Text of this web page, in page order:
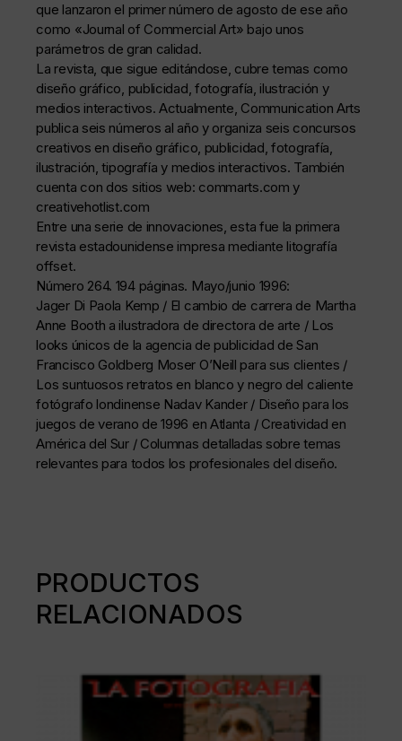
que lanzaron el primer número de agosto de ese año
como «Journal of Commercial Art» bajo unos
parámetros de gran calidad.
La revista, que sigue editándose, cubre temas como
diseño gráfico, publicidad, fotografía, ilustración y
medios interactivos. Actualmente, Communication Arts
publica seis números al año y organiza seis concursos
creativos en diseño gráfico, publicidad, fotografía,
ilustración, tipografía y medios interactivos. También
cuenta con dos sitios web: commarts.com y
creativehotlist.com
Entre una serie de innovaciones, esta fue la primera
revista estadounidense impresa mediante litografía
offset.
Número 264. 194 páginas. Mayo/junio 1996:
Jager Di Paola Kemp / El cambio de carrera de Martha
Anne Booth a ilustradora de directora de arte / Los
looks únicos de la agencia de publicidad de San
Francisco Goldberg Moser O’Neill para sus clientes /
Los suntuosos retratos en blanco y negro del caliente
fotógrafo londinense Nadav Kander / Diseño para los
juegos de verano de 1996 en Atlanta / Creatividad en
América del Sur / Columnas detalladas sobre temas
relevantes para todos los profesionales del diseño.
PRODUCTOS
RELACIONADOS